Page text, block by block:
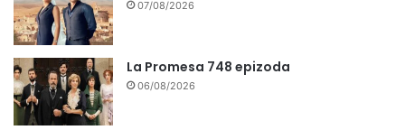
07/08/2026
La Promesa 748 epizoda
06/08/2026